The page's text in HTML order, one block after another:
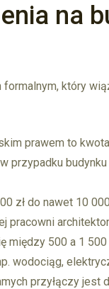
na
który
prawem to
przypadku
zł do nawet 10
pracowni
między 500 a 1 500
wodociąg,
przyłączy jest